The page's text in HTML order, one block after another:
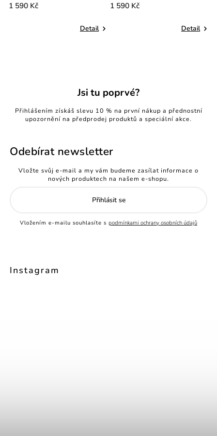
1 590 Kč
Detail
1 590 Kč
Detail
Instagram
Jsi tu poprvé?
Přihlášením získáš slevu 10 % na první nákup a přednostní
upozornění na předprodej produktů a speciální akce.
Odebírat newsletter
Vložte svůj e-mail a my vám budeme zasílat informace o
nových produktech na našem e-shopu.
Vložením e-mailu souhlasíte s podmínkami ochrany osobních údajů
Přihlásit se